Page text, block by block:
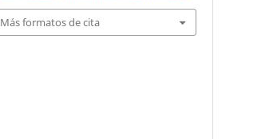
Más formatos de cita